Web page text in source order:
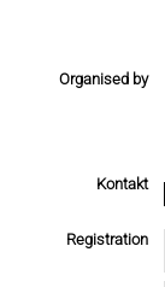
Organised by
Kontakt
Registration